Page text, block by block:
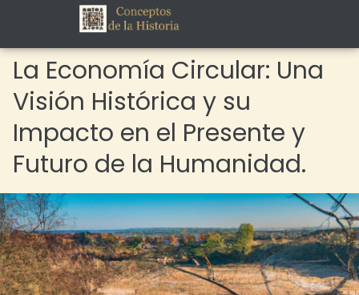
La Economía Circular: Una
Visión Histórica y su
Impacto en el Presente y
Futuro de la Humanidad.